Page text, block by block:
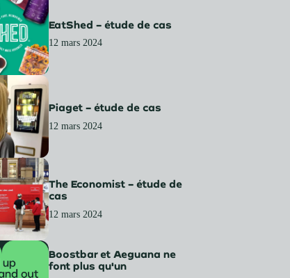
EatShed – étude de cas
12 mars 2024
Piaget – étude de cas
12 mars 2024
The Economist – étude de
cas
12 mars 2024
Boostbar et Aeguana ne
font plus qu'un